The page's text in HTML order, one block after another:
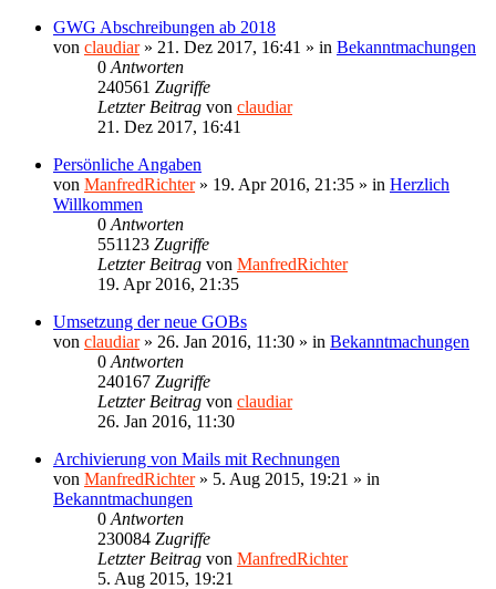
GWG Abschreibungen ab 2018
von claudiar» 21. Dez 2017, 16:41 » in Bekanntmachungen
0 Antworten
240561 Zugriffe
Letzter Beitrag von claudiar
21. Dez 2017, 16:41
Persönliche Angaben
von ManfredRichter» 19. Apr 2016, 21:35 » in Herzlich
Willkommen
0 Antworten
551123 Zugriffe
Letzter Beitrag von ManfredRichter
19. Apr 2016, 21:35
Umsetzung der neue GOBs
von claudiar» 26. Jan 2016, 11:30 » in Bekanntmachungen
0 Antworten
240167 Zugriffe
Letzter Beitrag von claudiar
26. Jan 2016, 11:30
Archivierung von Mails mit Rechnungen
von ManfredRichter» 5. Aug 2015, 19:21 » in
Bekanntmachungen
0 Antworten
230084 Zugriffe
Letzter Beitrag von ManfredRichter
5. Aug 2015, 19:21